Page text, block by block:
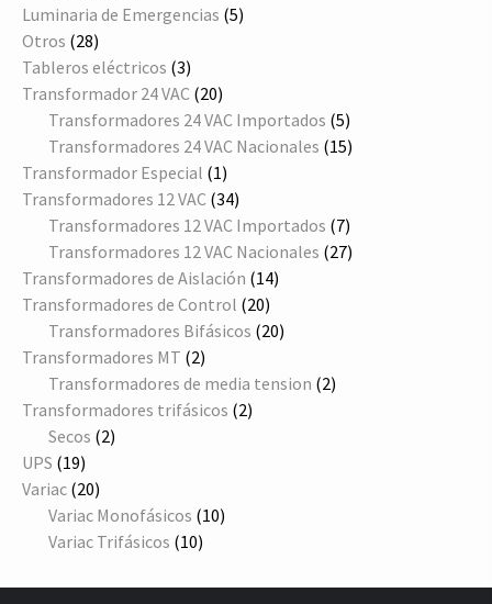
productos
Luminaria de Emergencias 55
Otros 2828
productos
Tableros eléctricos 33
productos
Transformador 24 VAC 2020
productos
Transformadores 24 VAC Importados 55
productos
Transformadores 24 VAC Nacionales 1515
Transformador Especial 11
producto
Transformadores 12 VAC 3434
productos
Transformadores 12 VAC Importados 77
productos
Transformadores 12 VAC Nacionales 2727
Transformadores de Aislación 1414
Transformadores de Control 2020
productos
Transformadores Bifásicos 2020
Transformadores MT 22
productos
Transformadores de media tension 22
Transformadores trifásicos 22
Secos 22
UPS 1919
productos
Variac 2020
productos
Variac Monofásicos 1010
Variac Trifásicos 1010